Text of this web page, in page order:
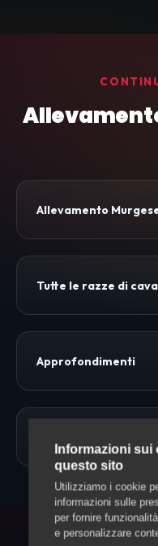
Allevamento
Tutte le razze di
Approfondimenti
Informazioni
questo sito
Utilizziamo i cookie
informazioni sulle
per fornire
e personalizzare